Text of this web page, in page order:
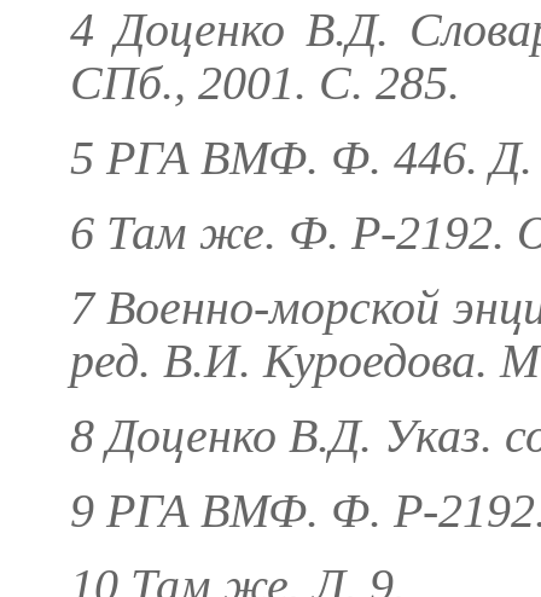
4Доценко В.Д.
СПб., 2001. С. 285.
5 РГА ВМФ. Ф. 446. Д.
6 Там же. Ф. Р-2192.
7 Военно-морской
ред. В.И. Куроедова.
8Доценко В.Д. Указ.
9 РГА ВМФ. Ф. Р-
10 Там же. Л. 9.